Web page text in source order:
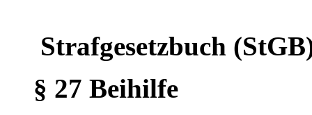
Strafgesetzbuch
§ 27 Beihilfe